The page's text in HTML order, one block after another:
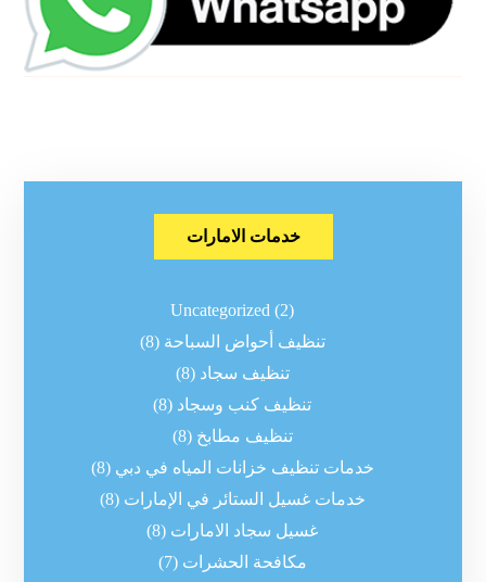
خدمات الامارات
Uncategorized (2)
تنظيف أحواض السباحة (8)
تنظيف سجاد (8)
تنظيف كنب وسجاد (8)
تنظيف مطابخ (8)
خدمات تنظيف خزانات المياه في دبي (8)
خدمات غسيل الستائر في الإمارات (8)
غسيل سجاد الامارات (8)
مكافحة الحشرات (7)